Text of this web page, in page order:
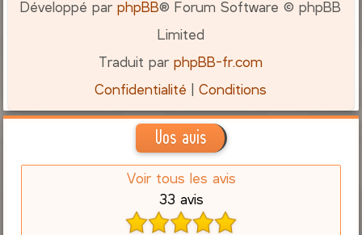
Développé parphpBB® Forum Software © phpBB
Limited
Traduit parphpBB-fr.com
Confidentialité |Conditions
Vos avis
Voir tous les avis
33 avis